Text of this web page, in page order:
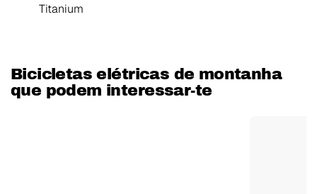
Titanium
Bicicletas elétricas de montanha
que podem interessar-te